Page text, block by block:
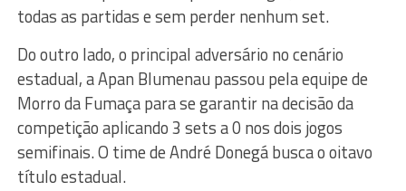
todas as partidas e sem perder nenhum set.
Do outro lado, o principal adversário no cenário
estadual, a Apan Blumenau passou pela equipe de
Morro da Fumaça para se garantir na decisão da
competição aplicando 3 sets a 0 nos dois jogos
semifinais. O time de André Donegá busca o oitavo
título estadual.